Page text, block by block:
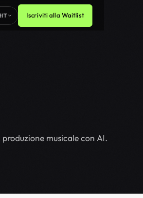
IT Iscriviti alla Waitlist
musicale con AI.